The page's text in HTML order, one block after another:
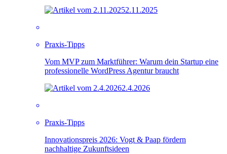
2.11.2025
Praxis-Tipps
Vom MVP zum Marktführer: Warum dein Startup eine
professionelle WordPress Agentur braucht
2.4.2026
Praxis-Tipps
Innovationspreis 2026: Vogt & Paap fördern
nachhaltige Zukunftsideen